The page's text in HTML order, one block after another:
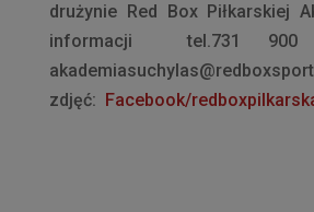
drużynie Red Box Piłkarskiej
informacji tel.731 900
zdjęć: Facebook/